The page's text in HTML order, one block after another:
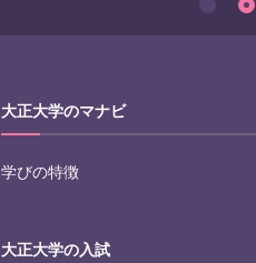
大正大学のマナビ
学びの特徴
大正大学の入試